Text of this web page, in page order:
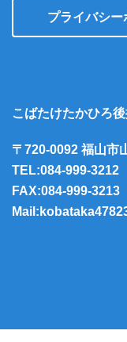
プライバシー
こばたけたかひろ
〒720-0092 福山市
TEL:084-999-3212
FAX:084-999-3213